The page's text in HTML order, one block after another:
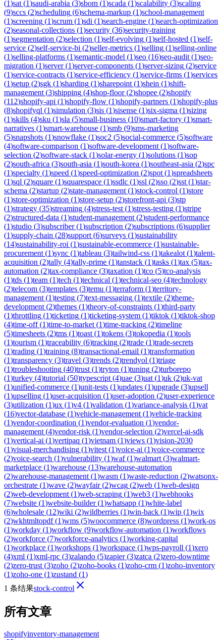
(1)sat (1)saudi-arabia (3)sbom (1)scada (1)scalability (3)scaling
(9)sccs (2)scheduling (6)schema-markup (1)school-management
(1)screening (1)scrum (1)sdi (1)search-engine (1)search-optimization
(2)seasonal-collections (1)security (36)security-training
(1)segmentation (2)selection (1)self-evolving (1)self-hosted (1)self-
service (2)self-service-bi (2)seller-metrics (1)selling (1)selling-online
(1)selling-platforms (1)semantic-model (1)seo (16)seo-audit (1)seo-
migration (1)server(1)server-components (1)server-sizing (2)service
(1)service-contracts (1)service-efficiency (1)service-firms (1)services
(1)setup (2)sgk (1)sharding (1)sharepoint (1)shein (1)shift-
management (3)shipping (4)shop-floor(2)shopee (2)shopify
(112)shopify-api (1)shopify-flow (1)shopify-partners (1)shopify-plus
(8)shopifyql (1)simulation (3)sis (1)sisense (1)six-sigma (1)sizing
(1)skills (4)sku (1)sla (5)small-business (10)smart-factory (1)smart-
narratives (1)smart-warehouse (1)smb (9)sms-marketing
(5)snapshots (1)snowflake (1)soc2 (5)social-commerce (5)software
(4)software-comparison (1)software-development (1)software-
selection (2)software-stack (1)solar-energy (1)solutions (1)sop
(2)south-africa (3)south-asia (1)south-korea (1)southeast-asia (2)spc
(1)specialty (1)speed (1)speed-optimization (2)spot (1)spreadsheets
(1)sql (2)square (1)squarespace (1)ssdlc (1)ssl (2)sso (2)sst (1)star-
schema (2)startup (2)state-management (1)stock-control (1)store
(1)store-optimization (1)store-setup (2)storefront-api (3)stp
(1)strategy (35)streaming (4)stress-test (1)stress-testing (1)stripe
(2)structured-data (1)student-management (2)student-performance
(1)studio (3)subscriber(1)subscription (2)subscriptions (6)supplier
(1)supply-chain (28)support (6)surveys (1)sustainability
(14)sustainability-roi (1)sustainable-ecommerce (1)sustainable-
procurement (1)sync (1)tableau (3)tailwind-css (1)takealot (1)talent-
acquisition (2)tally (4)tally-prime (1)tanstack (1)tasks (1)tax (5)tax-
automation (2)tax-compliance (3)taxation (1)tco (5)tco-analysis
(1)tds (1)team (1)tech (1)technical (1)technical-seo (4)technology
(2)telecom (3)templates (3)temu (1)terraform (1)territory-
management (1)testing (7)text-messaging (1)textile (2)theme-
development (2)themes (1)theory-of-constraints (1)third-party
(1)throttling (1)ticketing (1)ticketing-system (1)tiktok (1)tiktok-shop
(4)time-off(1)time-to-market (1)time-tracking (2)timeline
(5)timesheets (2)tms (1)toast (1)tokens (3)tokopedia (1)tools
(1)tourism (1)traceability (6)tracking (2)trade (1)trade-secrets
(1)trading (1)training (8)transactional-email (1)transformation
(1)transparency (3)travel (3)trends (2)trendyol (1)triage
(1)troubleshooting (40)trust (1)tryton (1)tuning (2)turborepo
(1)turkey (4)tutorial (50)typescript (4)uae (3)uat (1)uk (2)uk-vat
(1)unified-commerce (1)unit-tests (1)updates (1)upgrade (3)upsell
(1)upselling (1)user-acquisition (1)user-adoption (2)user-experience
(3)utilization (1)ux (1)v4 (1)validation (1)variance-analysis (1)vat
(16)vector-database (1)vehicle-management (1)vehicle-tracking
(1)vendor-coordination (1)vendor-evaluation (1)vendor-
management (4)vendor-risk (1)vendor-selection (2)vercel-ai-sdk
(1)vertical-ai (1)vertipaq (1)vietnam (1)views (1)vision-2030
(1)visual-merchandising (1)vitest (1)voice-ai (1)voice-commerce
(2)voice-search (1)vulnerability (1)waf(1)walmart (3)walmart-
marketplace (1)warehouse (13)warehouse-automation
(2)warehouse-management (1)wasm (1)waste-reduction (2)watsonx-
orchestrate (1)wave (2)wayfair(2)wcag (2)web (1)web-design
(2)web-development (1)web-scraping (1)web3 (1)webhooks
(7)website (1)website-builder(1)whatsapp (1)white-label
(6)wholesale (12)wiki (2)wildberries (1)win-back (1)wip (1)wix
(2)wkhtmltopdf(1)wms (5)woocommerce (8)wordpress (1)work-os
(1)workday (1)workflow (9)workflow-automation (1)workflows
(2)workforce (7)workforce-analytics (1)working-capital
(1)workplace (1)workshops (1)workspace (1)wps-payroll (1)xero
(4)xml (1)xml-rpc (3)zalando (5)zapier(3)zatca (2)zero-downtime
(2)zero-trust (3)zoho (2)zoho-books (1)zoho-crm (1)zoho-inventory
(1)zoho-one (1)zustand (1)
1 条结果stock-control
所有文章
shopifyinventory-management